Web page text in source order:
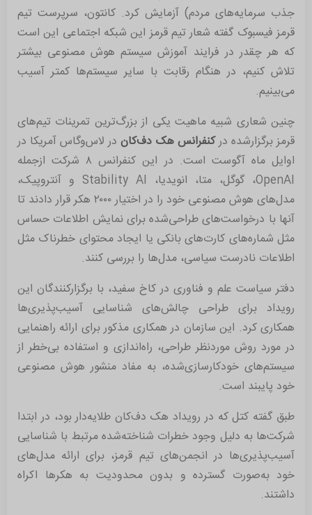
جذب سرمایه‌های مردم) آزمایش کرد. کانتون، سرپرست تیم
قرمز فیسبوک گفته شعار تیم قرمز این شبکه اجتماعی این است
که هر چقدر در فرایند آموزش سیستم هوش مصنوعی بیشتر
تلاش کنیم، در هنگام رقابت با سایر سیستم‌ها کمتر آسیب
می‌بینیم.
چنین شعاری شبیه ماهیت یکی از بزرگ‌ترین تمرینات تیم‌های
قرمز برگزارشده درکنفرانس هک دف‌کاندر لاس‌وگاس آمریکا در
اوایل ماه آگوست است. در این کنفرانس ۸ شرکت ازجمله
OpenAI، گوگل، متا، انویدیا، Stability AI و آنتروپیک،
مدل‌های هوش مصنوعی خود را در اختیار ۲۰۰۰ هکر قرار دادند تا
آنها با درخواست‌های طراحی‌شده برای نمایش اطلاعات حساس
مثل شماره‌های کارت‌های بانکی یا ایجاد محتوای خطرناک مثل
اطلاعات نادرست سیاسی، مدل‌ها را بررسی کنند.
دفتر سیاست علم و فناوری در کاخ سفید، با برگزارکنندگان این
رویداد برای طراحی چالش‌های شناسایی آسیب‌پذیری‌ها
همکاری کرد. این سازمان در همکاری مذکور برای ارائه راهنمایی
در مورد روش موردنظر طراحی، راه‌اندازی و استفاده بی‌خطر از
سیستم‌های خودکارسازی‌شده، به مفاد منشور هوش مصنوعی
خود پایبند است.
طبق گفته کتل که در رویداد هک دف‌کان طلایه‌دار بود، در ابتدا
شرکت‌ها به دلیل وجود خطرات شناخته‌شده مرتبط با شناسایی
آسیب‌پذیری‌ها در انجمن‌های تیم قرمز، برای ارائه مدل‌های
خود به‌صورت گسترده و بدون محدودیت به هکرها اکراه
داشتند.